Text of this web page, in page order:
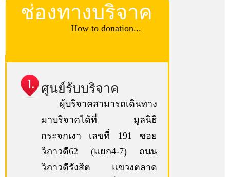
ช่องทางบริจาค
How to donation...
ศูนย์รับบริจาค
ผู้บริจาคสามารถเดินทาง
มาบริจาคได้ที่ มูลนิธิ
กระจกเงา เลขที่ 191 ซอย
วิภาวดี62 (แยก4-7) ถนน
วิภาวดีรังสิต แขวงตลาด